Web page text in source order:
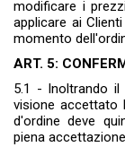
modificare i
applicare ai
momento
ART. 5:
5.1 - Inoltrando il
visione accettato
d'ordine deve
piena